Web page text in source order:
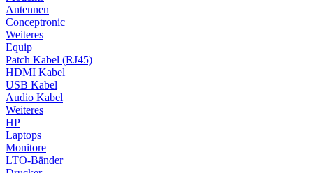
Antennen
Conceptronic
Weiteres
Equip
Patch Kabel (RJ45)
HDMI Kabel
USB Kabel
Audio Kabel
Weiteres
HP
Laptops
Monitore
LTO-Bänder